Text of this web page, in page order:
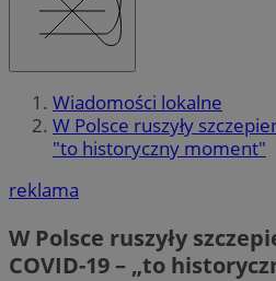
Wiadomości lokalne
W Polsce ruszyły
"to historyczny moment"
reklama
W Polsce ruszyły
COVID-19 – „to